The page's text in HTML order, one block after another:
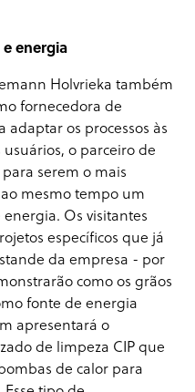
energia
Holvrieka também
fornecedora de
adaptar os processos às
o parceiro de
serem o mais
mesmo tempo um
Os visitantes
específicos que já
da empresa - por
como os grãos
fonte de energia
apresentará o
de limpeza CIP que
de calor para